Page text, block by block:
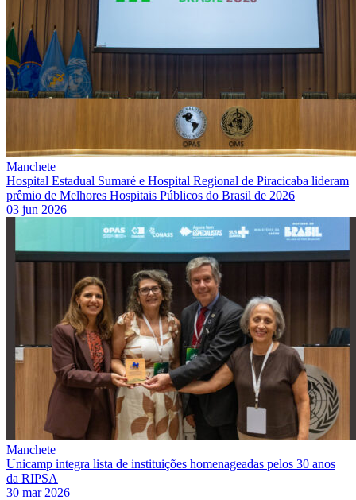
Manchete
Hospital Estadual Sumaré e Hospital Regional de Piracicaba lideram
prêmio de Melhores Hospitais Públicos do Brasil de 2026
03 jun 2026
Manchete
Unicamp integra lista de instituições homenageadas pelos 30 anos
da RIPSA
30 mar 2026